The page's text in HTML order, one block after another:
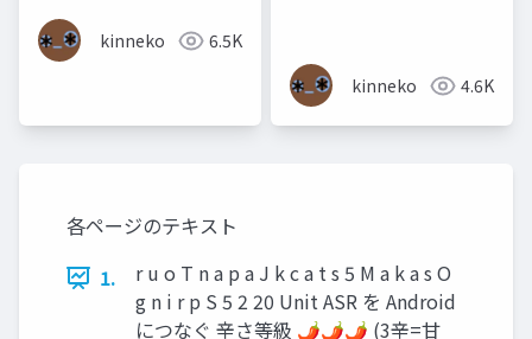
kinneko 6.5K
kinneko 4.6K
各ページのテキスト
1.
r u o T n a p a J k c a t s 5 M a k a s O
g n i r p S 5 2 20 Unit ASR を Android
につなぐ 辛さ等級 🌶🌶🌶 (3辛=甘